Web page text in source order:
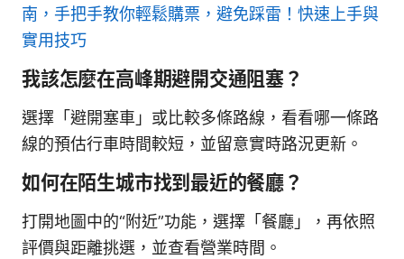
南，手把手教你輕鬆購票，避免踩雷！快速上手與
實用技巧
我該怎麼在高峰期避開交通阻塞？
選擇「避開塞車」或比較多條路線，看看哪一條路
線的預估行車時間較短，並留意實時路況更新。
如何在陌生城市找到最近的餐廳？
打開地圖中的“附近”功能，選擇「餐廳」，再依照
評價與距離挑選，並查看營業時間。